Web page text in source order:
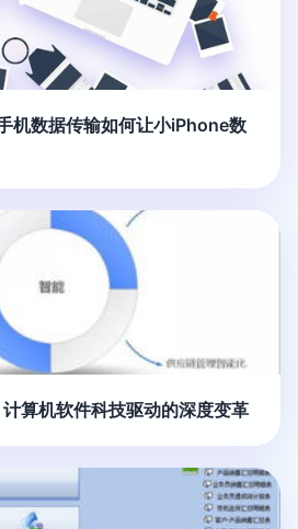
数据传输如何让小iPhone数
算机软件科技驱动的深度变革